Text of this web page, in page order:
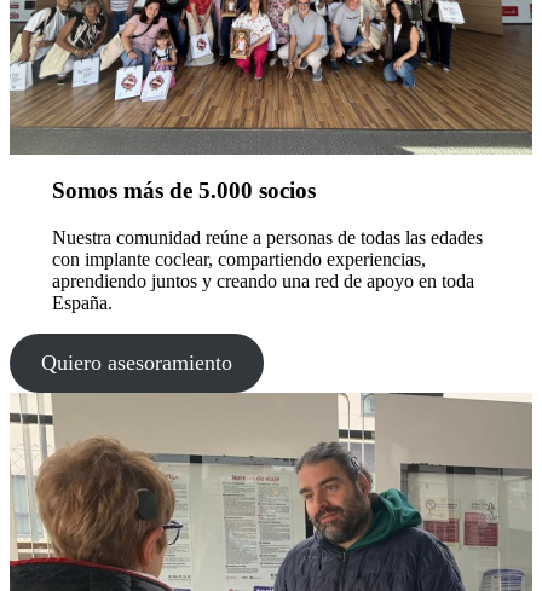
Somos más de 5.000 socios
Nuestra comunidad reúne a personas de todas las edades
con implante coclear, compartiendo experiencias,
aprendiendo juntos y creando una red de apoyo en toda
España.
Quiero asesoramiento